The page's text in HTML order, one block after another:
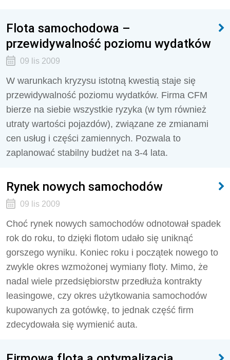
Flota samochodowa –
przewidywalność poziomu wydatków
09 lis 2009
W warunkach kryzysu istotną kwestią staje się
przewidywalność poziomu wydatków. Firma CFM
bierze na siebie wszystkie ryzyka (w tym również
utraty wartości pojazdów), związane ze zmianami
cen usług i części zamiennych. Pozwala to
zaplanować stabilny budżet na 3-4 lata.
Rynek nowych samochodów
09 lis 2009
Choć rynek nowych samochodów odnotował spadek
rok do roku, to dzięki flotom udało się uniknąć
gorszego wyniku. Koniec roku i początek nowego to
zwykle okres wzmożonej wymiany floty. Mimo, że
nadal wiele przedsiębiorstw przedłuża kontrakty
leasingowe, czy okres użytkowania samochodów
kupowanych za gotówkę, to jednak część firm
zdecydowała się wymienić auta.